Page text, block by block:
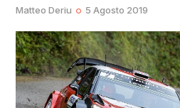
Matteo Deriu 5 Agosto 2019